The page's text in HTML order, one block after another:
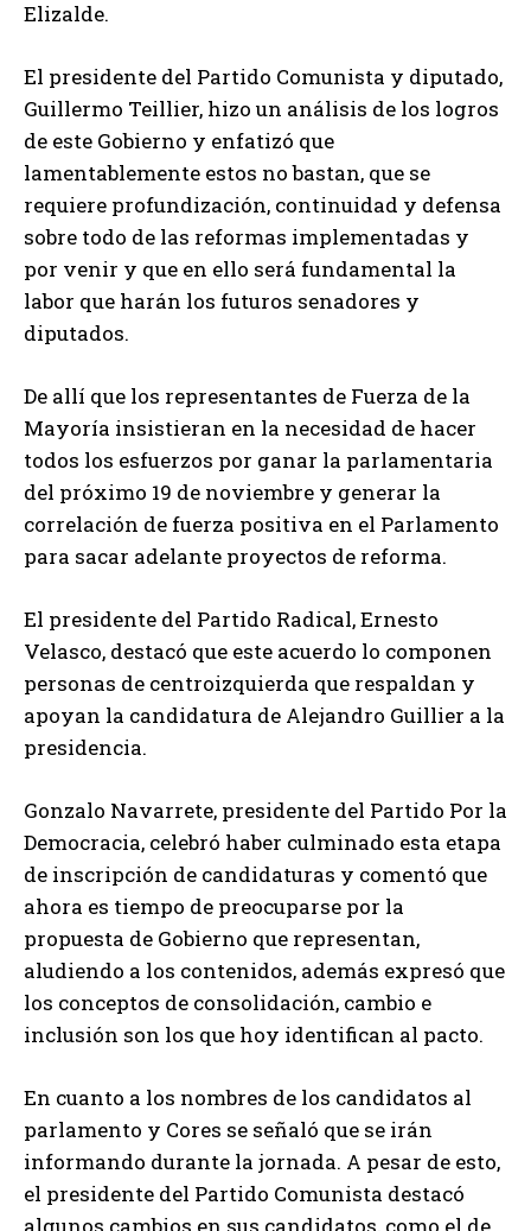
Elizalde.
El presidente del Partido Comunista y diputado,
Guillermo Teillier, hizo un análisis de los logros
de este Gobierno y enfatizó que
lamentablemente estos no bastan, que se
requiere profundización, continuidad y defensa
sobre todo de las reformas implementadas y
por venir y que en ello será fundamental la
labor que harán los futuros senadores y
diputados.
De allí que los representantes de Fuerza de la
Mayoría insistieran en la necesidad de hacer
todos los esfuerzos por ganar la parlamentaria
del próximo 19 de noviembre y generar la
correlación de fuerza positiva en el Parlamento
para sacar adelante proyectos de reforma.
El presidente del Partido Radical, Ernesto
Velasco, destacó que este acuerdo lo componen
personas de centroizquierda que respaldan y
apoyan la candidatura de Alejandro Guillier a la
presidencia.
Gonzalo Navarrete, presidente del Partido Por la
Democracia, celebró haber culminado esta etapa
de inscripción de candidaturas y comentó que
ahora es tiempo de preocuparse por la
propuesta de Gobierno que representan,
aludiendo a los contenidos, además expresó que
los conceptos de consolidación, cambio e
inclusión son los que hoy identifican al pacto.
En cuanto a los nombres de los candidatos al
parlamento y Cores se señaló que se irán
informando durante la jornada. A pesar de esto,
el presidente del Partido Comunista destacó
algunos cambios en sus candidatos, como el de